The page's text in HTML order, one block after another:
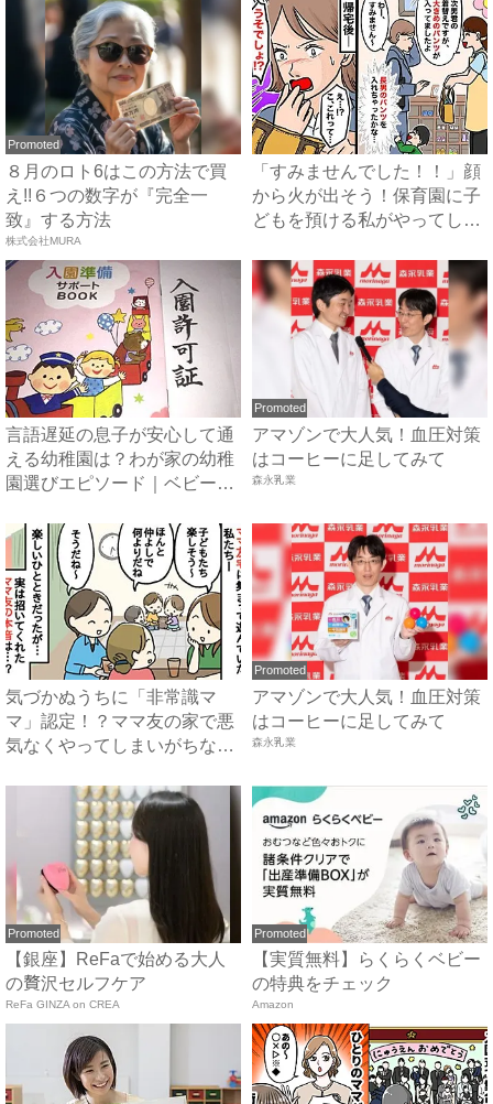
Promoted
８月のロト6はこの方法で買
え!!６つの数字が『完全一
致』する方法
株式会社MURA
「すみませんでした！！」顔
から火が出そう！保育園に子
どもを預ける私がやってしま
言語遅延の息子が安心して通
える幼稚園は？わが家の幼稚
園選びエピソード｜ベビーカ
Promoted
アマゾンで大人気！血圧対策
はコーヒーに足してみて
森永乳業
気づかぬうちに「非常識マ
マ」認定！？ママ友の家で悪
気なくやってしまいがちな、
Promoted
アマゾンで大人気！血圧対策
はコーヒーに足してみて
森永乳業
Promoted
【銀座】ReFaで始める大人
の贅沢セルフケア
ReFa GINZA on CREA
Promoted
【実質無料】らくらくベビー
の特典をチェック
Amazon